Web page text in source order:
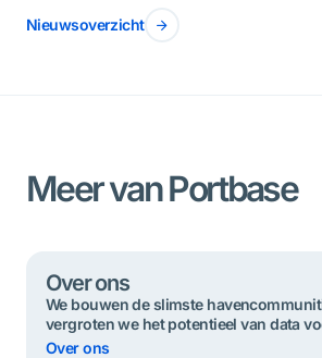
Nieuwsoverzicht
Meer van Portbase
Over ons
We bouwen de slimste
vergroten we het potentieel van data
duurzame en veilige goederenstromen.
Over ons